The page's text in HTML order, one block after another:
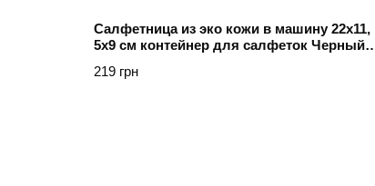
Салфетница из эко кожи в машину 22х11,
5х9 см контейнер для салфеток Черный
219 грн